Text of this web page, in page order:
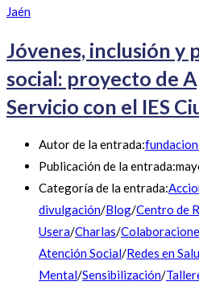
Jóvenes, inclusión y
social: proyecto de
Servicio con el IES
Autor de la entrada:
Publicación de la entrada:
Categoría de la entrada:
divulgación/Blog/Centro de
Usera/Charlas/
Atención Social/Redes en
Mental/Sensibilización/